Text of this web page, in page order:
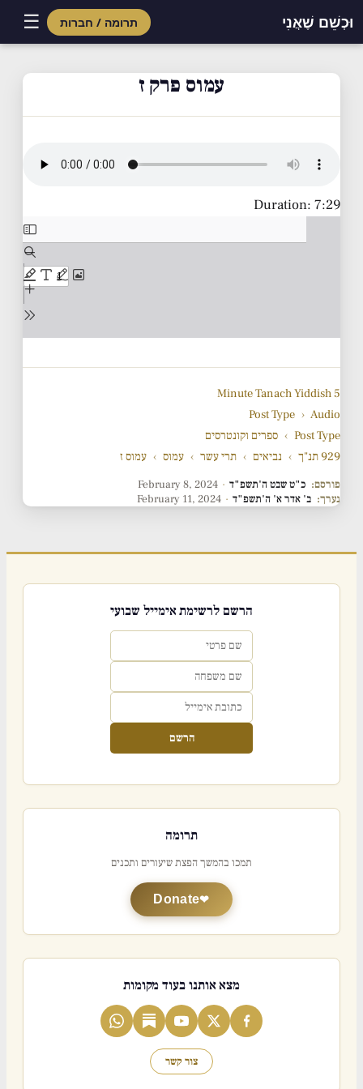
וּכְשֵׁם שֶׁאֲנִי תרומה / חברות ☰
עמוס פרק ז
Duration: 7:29
5 Minute Tanach Yiddish
Post Type › Audio
Post Type
› ספרים וקונטרסים
929 תנ"ך
› נביאים › תרי עשר › עמוס › עמוס ז
פורסם: כ"ט שבט ה'תשפ"ד ·
February 8, 2024
נערך: ב' אדר א' ה'תשפ"ד ·
February 11, 2024
הרשם לרשימת אימייל שבועי
הרשם
תרומה
תמכו בהמשך הפצת שיעורים ותכנים
Donate
מצא אותנו בעוד מקומות
צור קשר